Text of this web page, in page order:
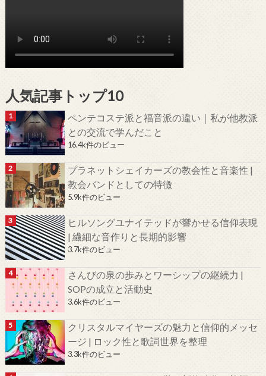
人気記事トップ10
ペンテコステ派と福音派の違い｜私が他教派
との交流で学んだこと
16.4k件のビュー
プラネットシェイカーズの教会性と音楽性 |
教会バンドとしての特徴
5.9k件のビュー
ヒルソングユナイテッドが響かせる信仰表現
| 繊細な音作りと長期的影響
3.7k件のビュー
さんびの泉の歩みとワーシップの継続力 |
SOPの成立と活動史
3.6k件のビュー
クリスタルマイヤーズの魅力と信仰的メッセ
ージ | ロック性と歌詞世界を整理
3.3k件のビュー